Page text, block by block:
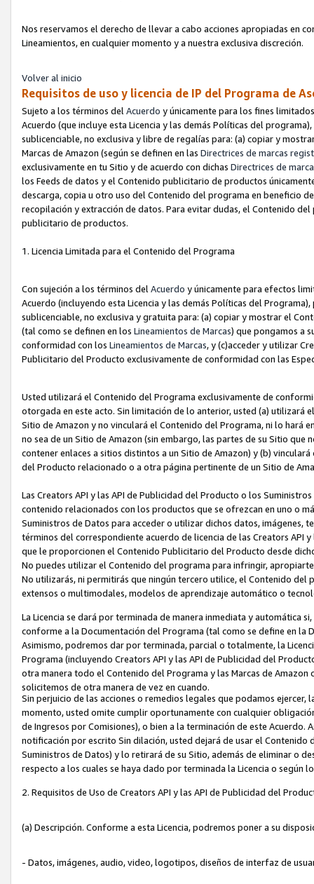
Nos reservamos el derecho de llevar a cabo acciones apropiadas en
Lineamientos, en cualquier momento y a nuestra exclusiva discreción.
Volver al inicio
Requisitos de uso y licencia de IP del Programa de
Sujeto a los términos del Acuerdo y únicamente para los fines
Acuerdo (que incluye esta Licencia y las demás Políticas del
sublicenciable, no exclusiva y libre de regalías para: (a) copiar y
Marcas de Amazon (según se definen en las Directrices de marcas
exclusivamente en tu Sitio y de acuerdo con dichas Directrices de
los Feeds de datos y el Contenido publicitario de productos
descarga, copia u otro uso del Contenido del programa en beneficio
recopilación y extracción de datos. Para evitar dudas, el Contenido
publicitario de productos.
1. Licencia Limitada para el Contenido del Programa
Con sujeción a los términos del Acuerdo y únicamente para efectos
Acuerdo (incluyendo esta Licencia y las demás Políticas del
sublicenciable, no exclusiva y gratuita para: (a) copiar y mostrar el
(tal como se definen en los Lineamientos de Marcas) que pongamos a
conformidad con los Lineamientos de Marcas, y (c)acceder y utilizar
Publicitario del Producto exclusivamente de conformidad con las
Usted utilizará el Contenido del Programa exclusivamente de
otorgada en este acto. Sin limitación de lo anterior, usted (a) utilizará
Sitio de Amazon y no vinculará el Contenido del Programa, ni lo hará
no sea de un Sitio de Amazon (sin embargo, las partes de su Sitio
contener enlaces a sitios distintos a un Sitio de Amazon) y (b)
del Producto relacionado o a otra página pertinente de un Sitio de
Las Creators API y las API de Publicidad del Producto o los
contenido relacionados con los productos que se ofrezcan en uno o
Suministros de Datos para acceder o utilizar dichos datos,
términos del correspondiente acuerdo de licencia de las Creators API
que le proporcionen el Contenido Publicitario del Producto desde
No puedes utilizar el Contenido del programa para infringir,
No utilizarás, ni permitirás que ningún tercero utilice, el Contenido
extensos o multimodales, modelos de aprendizaje automático o
La Licencia se dará por terminada de manera inmediata y automática
conforme a la Documentación del Programa (tal como se define en la
Asimismo, podremos dar por terminada, parcial o totalmente, la
Programa (incluyendo Creators API y las API de Publicidad del
otra manera todo el Contenido del Programa y las Marcas de
solicitemos de otra manera de vez en cuando.
Sin perjuicio de las acciones o remedios legales que podamos
momento, usted omite cumplir oportunamente con cualquier
de Ingresos por Comisiones), o bien a la terminación de este
notificación por escrito Sin dilación, usted dejará de usar el
Suministros de Datos) y lo retirará de su Sitio, además de eliminar o
respecto a los cuales se haya dado por terminada la Licencia o según
2. Requisitos de Uso de Creators API y las API de Publicidad del
(a) Descripción. Conforme a esta Licencia, podremos poner a su
- Datos, imágenes, audio, video, logotipos, diseños de interfaz de